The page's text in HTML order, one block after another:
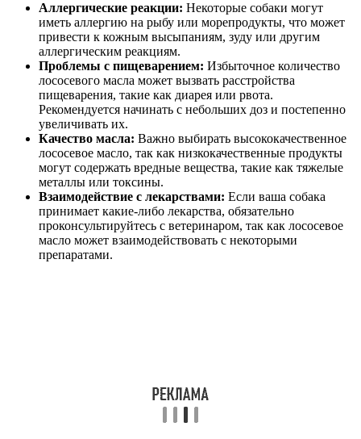
Аллергические реакции: Некоторые собаки могут
иметь аллергию на рыбу или морепродукты, что может
привести к кожным высыпаниям, зуду или другим
аллергическим реакциям.
Проблемы с пищеварением: Избыточное количество
лососевого масла может вызвать расстройства
пищеварения, такие как диарея или рвота.
Рекомендуется начинать с небольших доз и постепенно
увеличивать их.
Качество масла: Важно выбирать высококачественное
лососевое масло, так как низкокачественные продукты
могут содержать вредные вещества, такие как тяжелые
металлы или токсины.
Взаимодействие с лекарствами: Если ваша собака
принимает какие-либо лекарства, обязательно
проконсультируйтесь с ветеринаром, так как лососевое
масло может взаимодействовать с некоторыми
препаратами.